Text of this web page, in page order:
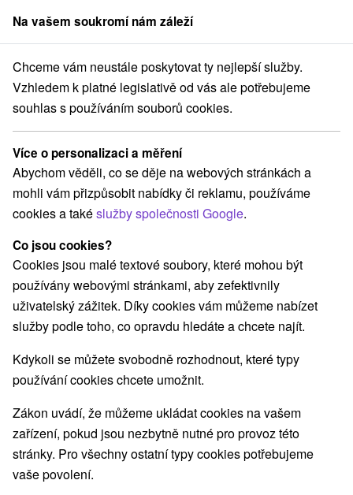
člen skupinySorger
Relax Spa & Aquapark s termální vodou: dokonalý odpočinek a
Relax Spa & Aquapark s termální
vodou: dokonalý odpočinek a
zábava pro malé i velké
Náš tip
Moderní Lázně Turčianské Teplice Turčianske Teplice
Vybrat termín
Navigovat do místa
9,0 vynikající·1089 recenzí
Na vašem soukromí nám záleží
Chceme vám neustále poskytovat ty nejlepší služby.
Vzhledem k platné legislativě od vás ale potřebujeme
souhlas s používáním souborů cookies.
Více o personalizaci a měření
Abychom věděli, co se děje na webových stránkách a
mohli vám přizpůsobit nabídky či reklamu, používáme
cookies a takéslužby společnosti Google.
Co jsou cookies?
Cookies jsou malé textové soubory, které mohou být
používány webovými stránkami, aby zefektivnily
uživatelský zážitek. Díky cookies vám můžeme nabízet
služby podle toho, co opravdu hledáte a chcete najít.
Kdykoli se můžete svobodně rozhodnout, které typy
používání cookies chcete umožnit.
Zákon uvádí, že můžeme ukládat cookies na vašem
zařízení, pokud jsou nezbytně nutné pro provoz této
stránky. Pro všechny ostatní typy cookies potřebujeme
vaše povolení.